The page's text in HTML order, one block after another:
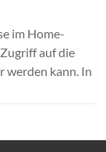
im Home-
auf die
werden kann. In